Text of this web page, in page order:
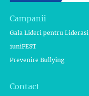
Campanii
Gala Lideri pentru Liderasi
1uniFEST
Prevenire Bullying
Contact